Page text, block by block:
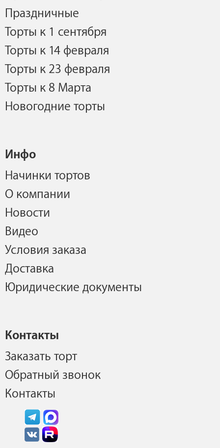
Праздничные
Торты к 1 сентября
Торты к 14 февраля
Торты к 23 февраля
Торты к 8 Марта
Новогодние торты
Инфо
Начинки тортов
О компании
Новости
Видео
Условия заказа
Доставка
Юридические документы
Контакты
Заказать торт
Обратный звонок
Контакты